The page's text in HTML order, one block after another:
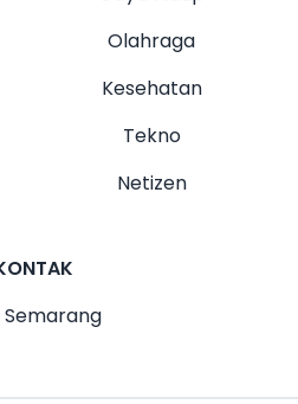
Olahraga
Kesehatan
Tekno
Netizen
Semarang